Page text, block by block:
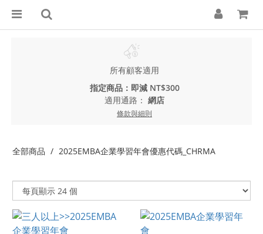
所有顧客適用
指定商品：即減 NT$300
適用通路： 網店
條款與細則
全部商品 2025EMBA企業學習年會優惠代碼_CHRMA